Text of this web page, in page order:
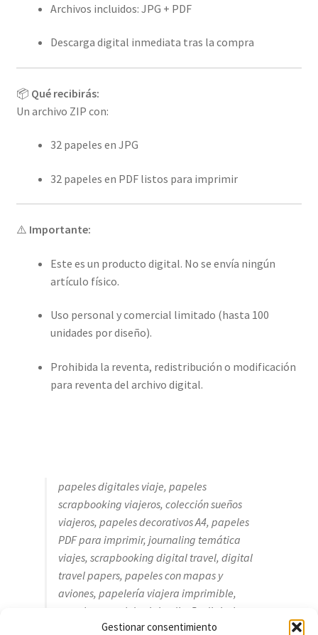
Gestionar consentimiento
Archivos incluidos: JPG + PDF
Descarga digital inmediata tras la compra
📦 Qué recibirás:
Un archivo ZIP con:
32 papeles en JPG
32 papeles en PDF listos para imprimir
⚠️ Importante:
Este es un producto digital. No se envía ningún
artículo físico.
Uso personal y comercial limitado (hasta 100
unidades por diseño).
Prohibida la reventa, redistribución o modificación
para reventa del archivo digital.
papeles digitales viaje, papeles
scrapbooking viajeros, colección sueños
viajeros, papeles decorativos A4, papeles
PDF para imprimir, journaling temática
viajes, scrapbooking digital travel, digital
travel papers, papeles con mapas y
aviones, papelería viajera imprimible,
papeles pastel de viaje, diseño digital para
recuerdos, arteconlili papeles viajeros